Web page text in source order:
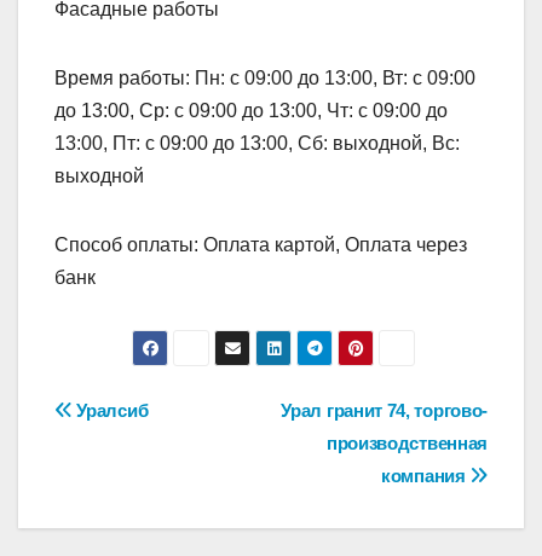
Фасадные работы
Время работы: Пн: с 09:00 до 13:00, Вт: с 09:00
до 13:00, Ср: с 09:00 до 13:00, Чт: с 09:00 до
13:00, Пт: с 09:00 до 13:00, Сб: выходной, Вс:
выходной
Способ оплаты: Оплата картой, Оплата через
банк
Навигация
записям
Урал гранит 74, торгово-
производственная
компания
Уралсиб